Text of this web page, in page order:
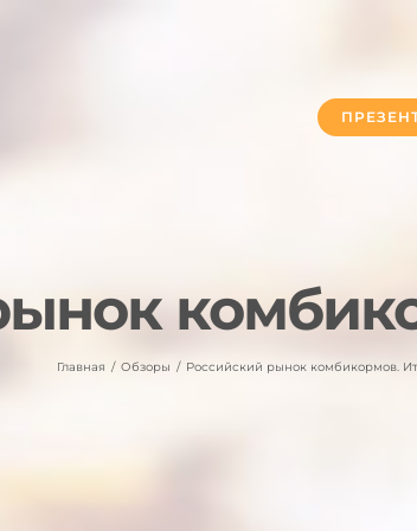
Главная Обзоры Российский рынок комбикормов.